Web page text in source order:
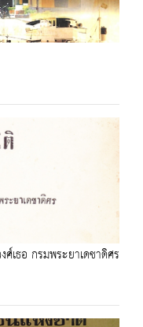
เธอ กรมพระยาเดชาดิศร